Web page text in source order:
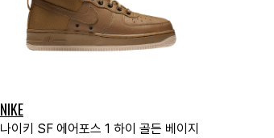
NIKE
나이키 SF 에어포스 1 하이 골든 베이지